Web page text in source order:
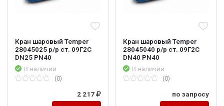
Кран шаровый Temper
28045025 р/р ст. 09Г2С
DN25 PN40
В наличии
(0)
2 217
Кран шаровый Temper
28045040 р/р ст. 09Г2С
DN40 PN40
В наличии
(0)
по запросу